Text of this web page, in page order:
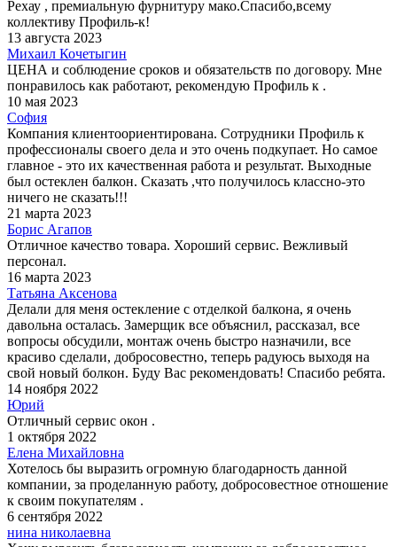
Рехау , премиальную фурнитуру мако.Спасибо,всему
коллективу Профиль-к!
13 августа 2023
Михаил Кочетыгин
ЦЕНА и соблюдение сроков и обязательств по договору. Мне
понравилось как работают, рекомендую Профиль к .
10 мая 2023
София
Компания клиентоориентирована. Сотрудники Профиль к
профессионалы своего дела и это очень подкупает. Но самое
главное - это их качественная работа и результат. Выходные
был остеклен балкон. Сказать ,что получилось классно-это
ничего не сказать!!!
21 марта 2023
Борис Агапов
Отличное качество товара. Хороший сервис. Вежливый
персонал.
16 марта 2023
Татьяна Аксенова
Делали для меня остекление с отделкой балкона, я очень
давольна осталась. Замерщик все объяснил, рассказал, все
вопросы обсудили, монтаж очень быстро назначили, все
красиво сделали, добросовестно, теперь радуюсь выходя на
свой новый болкон. Буду Вас рекомендовать! Спасибо ребята.
14 ноября 2022
Юрий
Отличный сервис окон .
1 октября 2022
Елена Михайловна
Хотелось бы выразить огромную благодарность данной
компании, за проделанную работу, добросовестное отношение
к своим покупателям .
6 сентября 2022
нина николаевна